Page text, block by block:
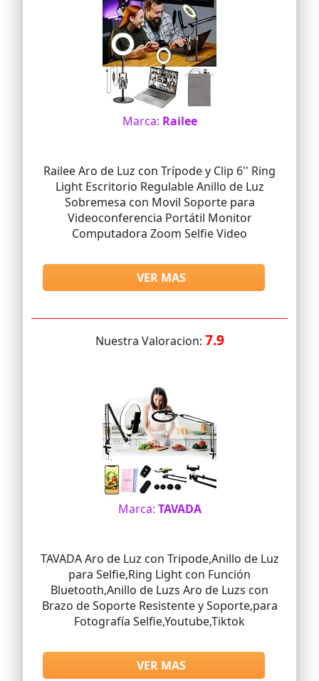
Marca: Railee
Railee Aro de Luz con Trípode y Clip 6'' Ring
Light Escritorio Regulable Anillo de Luz
Sobremesa con Movil Soporte para
Videoconferencia Portátil Monitor
Computadora Zoom Selfie Video
VER MAS
Nuestra Valoracion: 7.9
Marca: TAVADA
TAVADA Aro de Luz con Tripode,Anillo de Luz
para Selfie,Ring Light con Función
Bluetooth,Anillo de Luzs Aro de Luzs con
Brazo de Soporte Resistente y Soporte,para
Fotografía Selfie,Youtube,Tiktok
VER MAS